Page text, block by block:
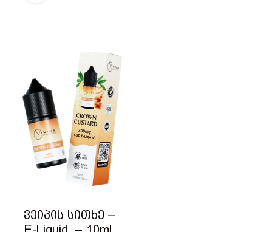
ვეიპის სითხე –